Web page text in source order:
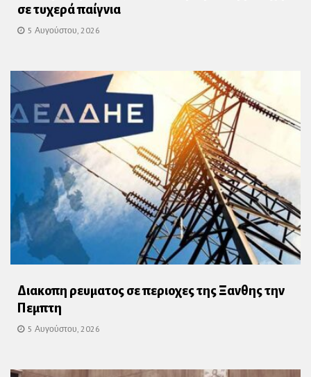
σε τυχερά παίγνια
5 Αυγούστου, 2026
Διακοπη ρευματος σε περιοχες της Ξανθης την
Πεμπτη
5 Αυγούστου, 2026